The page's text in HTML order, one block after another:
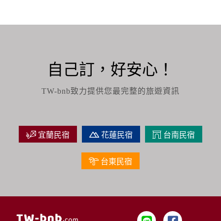
自己訂，好安心！
TW-bnb致力提供您最完整的旅遊資訊
宜蘭民宿 花蓮民宿 台南民宿
台東民宿